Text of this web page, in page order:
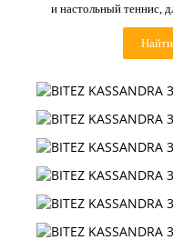
и настольный теннис,